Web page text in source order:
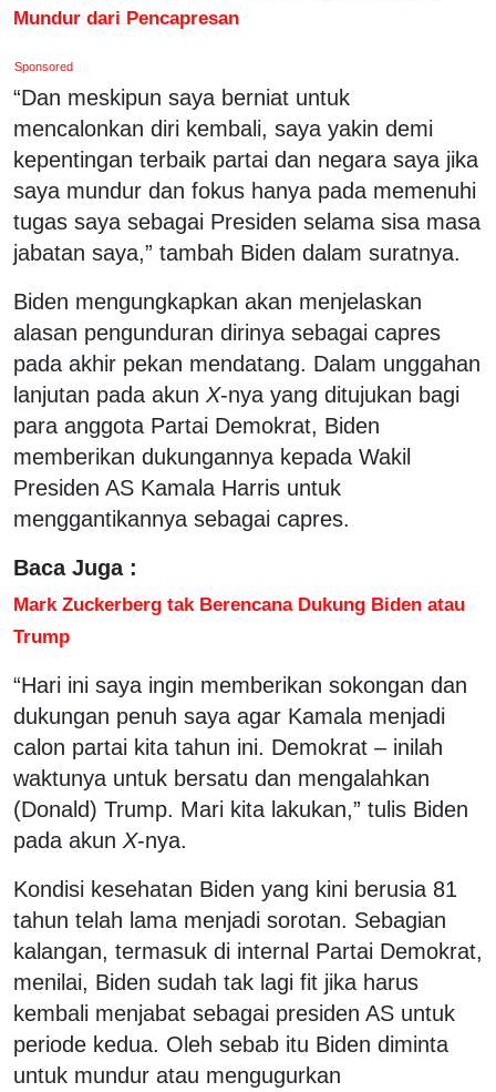
Mundur dari Pencapresan
Sponsored
“Dan meskipun saya berniat untuk
mencalonkan diri kembali, saya yakin demi
kepentingan terbaik partai dan negara saya jika
saya mundur dan fokus hanya pada memenuhi
tugas saya sebagai Presiden selama sisa masa
jabatan saya,” tambah Biden dalam suratnya.
Biden mengungkapkan akan menjelaskan
alasan pengunduran dirinya sebagai capres
pada akhir pekan mendatang. Dalam unggahan
lanjutan pada akun X-nya yang ditujukan bagi
para anggota Partai Demokrat, Biden
memberikan dukungannya kepada Wakil
Presiden AS Kamala Harris untuk
menggantikannya sebagai capres.
Baca Juga :
Mark Zuckerberg tak Berencana Dukung Biden atau
Trump
“Hari ini saya ingin memberikan sokongan dan
dukungan penuh saya agar Kamala menjadi
calon partai kita tahun ini. Demokrat – inilah
waktunya untuk bersatu dan mengalahkan
(Donald) Trump. Mari kita lakukan,” tulis Biden
pada akun X-nya.
Kondisi kesehatan Biden yang kini berusia 81
tahun telah lama menjadi sorotan. Sebagian
kalangan, termasuk di internal Partai Demokrat,
menilai, Biden sudah tak lagi fit jika harus
kembali menjabat sebagai presiden AS untuk
periode kedua. Oleh sebab itu Biden diminta
untuk mundur atau mengugurkan